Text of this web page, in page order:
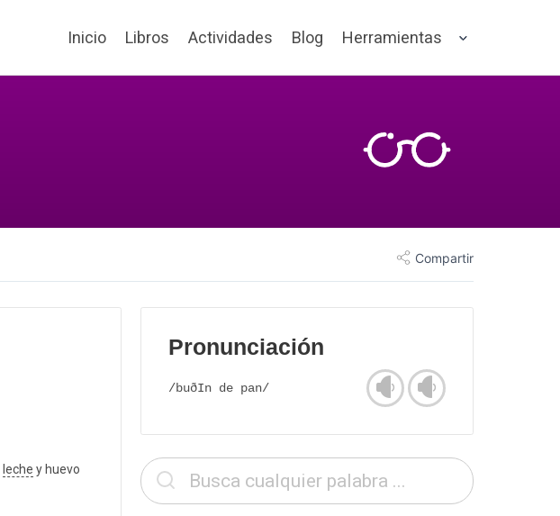
Inicio Libros Actividades Blog Herramientas
Compartir
leche y huevo
Pronunciación
/buðIn de pan/